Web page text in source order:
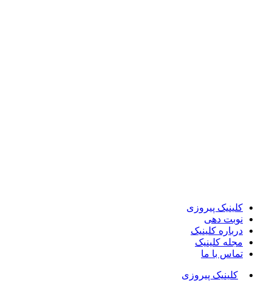
کلینیک پیروزی
نوبت دهی
درباره کلینیک
مجله کلینیک
تماس با ما
کلینیک پیروزی